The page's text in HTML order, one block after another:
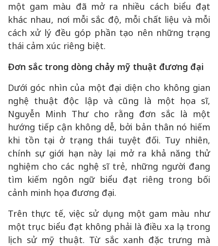
một gam màu đã mở ra nhiều cách biểu đạt
khác nhau, nơi mỗi sắc độ, mỗi chất liệu và mỗi
cách xử lý đều góp phần tạo nên những trạng
thái cảm xúc riêng biệt.
Đơn sắc trong dòng chảy mỹ thuật đương đại
Dưới góc nhìn của một đại diện cho không gian
nghệ thuật độc lập và cũng là một họa sĩ,
Nguyễn Minh Thư cho rằng đơn sắc là một
hướng tiếp cận không dễ, bởi bản thân nó hiếm
khi tồn tại ở trạng thái tuyệt đối. Tuy nhiên,
chính sự giới hạn này lại mở ra khả năng thử
nghiệm cho các nghệ sĩ trẻ, những người đang
tìm kiếm ngôn ngữ biểu đạt riêng trong bối
cảnh minh họa đương đại.
Trên thực tế, việc sử dụng một gam màu như
một trục biểu đạt không phải là điều xa lạ trong
lịch sử mỹ thuật. Từ sắc xanh đặc trưng mà